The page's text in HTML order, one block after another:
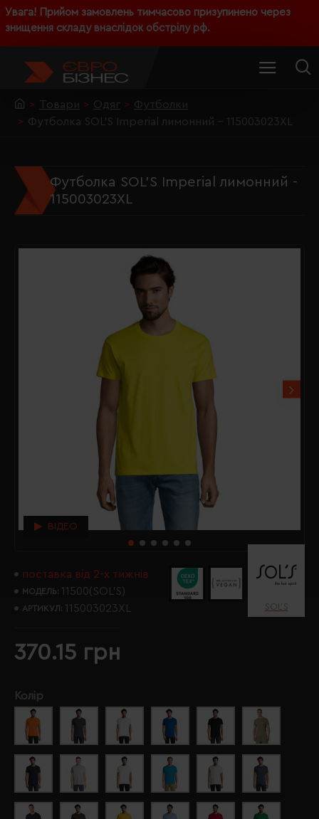
Увага! Прийом замовлень тимчасово призупинено через
знищення складу внаслідок обстрілу рф.
Товари Одяг
Футболки
Футболка SOL'S Imperial лимонний - 115003023XL
Футболка SOL'S Imperial лимонний -
115003023XL
ВІДЕО
поставка від 2-х тижнів
МОДЕЛЬ: 11500(SOL’S)
АРТИКУЛ: 115003023XL SOL’S
370.15 грн
Колір